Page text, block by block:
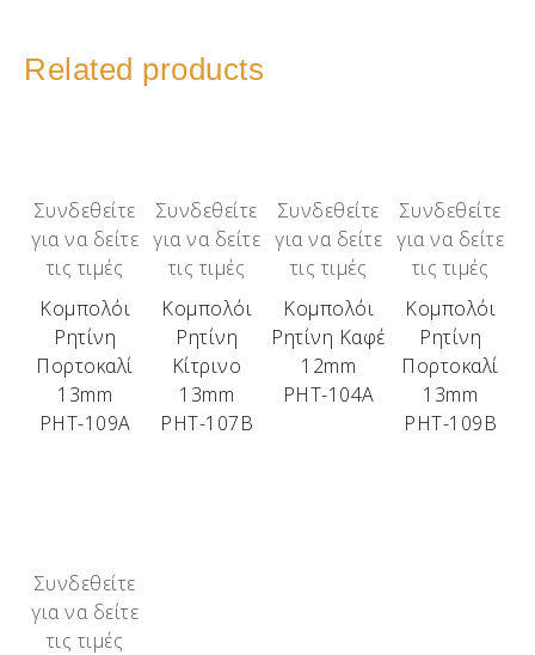
Related products
Συνδεθείτε
για να δείτε
τις τιμές
Κομπολόι
Ρητίνη
Πορτοκαλί
13mm
ΡΗΤ-109Α
Συνδεθείτε
για να δείτε
τις τιμές
Κομπολόι
Ρητίνη
Κίτρινο
13mm
ΡΗΤ-107Β
Συνδεθείτε
για να δείτε
τις τιμές
Κομπολόι
Ρητίνη Καφέ
12mm
ΡΗΤ-104Α
Συνδεθείτε
για να δείτε
τις τιμές
Κομπολόι
Ρητίνη
Πορτοκαλί
13mm
ΡΗΤ-109Β
Συνδεθείτε
για να δείτε
τις τιμές